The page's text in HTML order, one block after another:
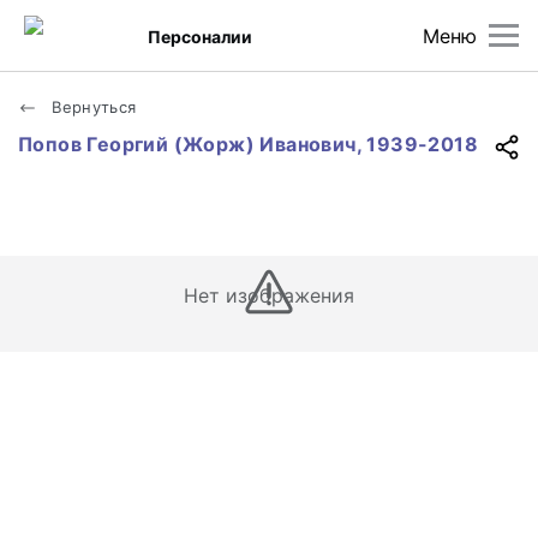
Меню
Персоналии
Вернуться
Попов Георгий (Жорж) Иванович, 1939-2018
Нет изображения